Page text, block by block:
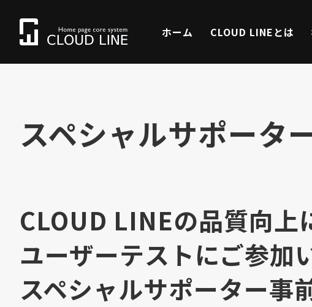
ホーム CLOUD LINEとは
スペシャルサポータ
CLOUD LINEの品質向上
ユーザーテストにご参加
スペシャルサポーター事